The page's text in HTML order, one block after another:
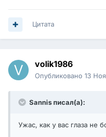
Цитата
volik1986
Опубликовано 13
Sannis писал(а):
Ужас, как у вас глаза не